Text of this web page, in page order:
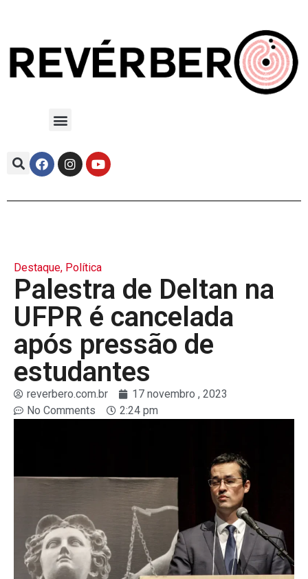
Destaque, Política
Palestra de Deltan na
UFPR é cancelada
após pressão de
estudantes
reverbero.com.br
17 novembro , 2023
No Comments
2:24 pm